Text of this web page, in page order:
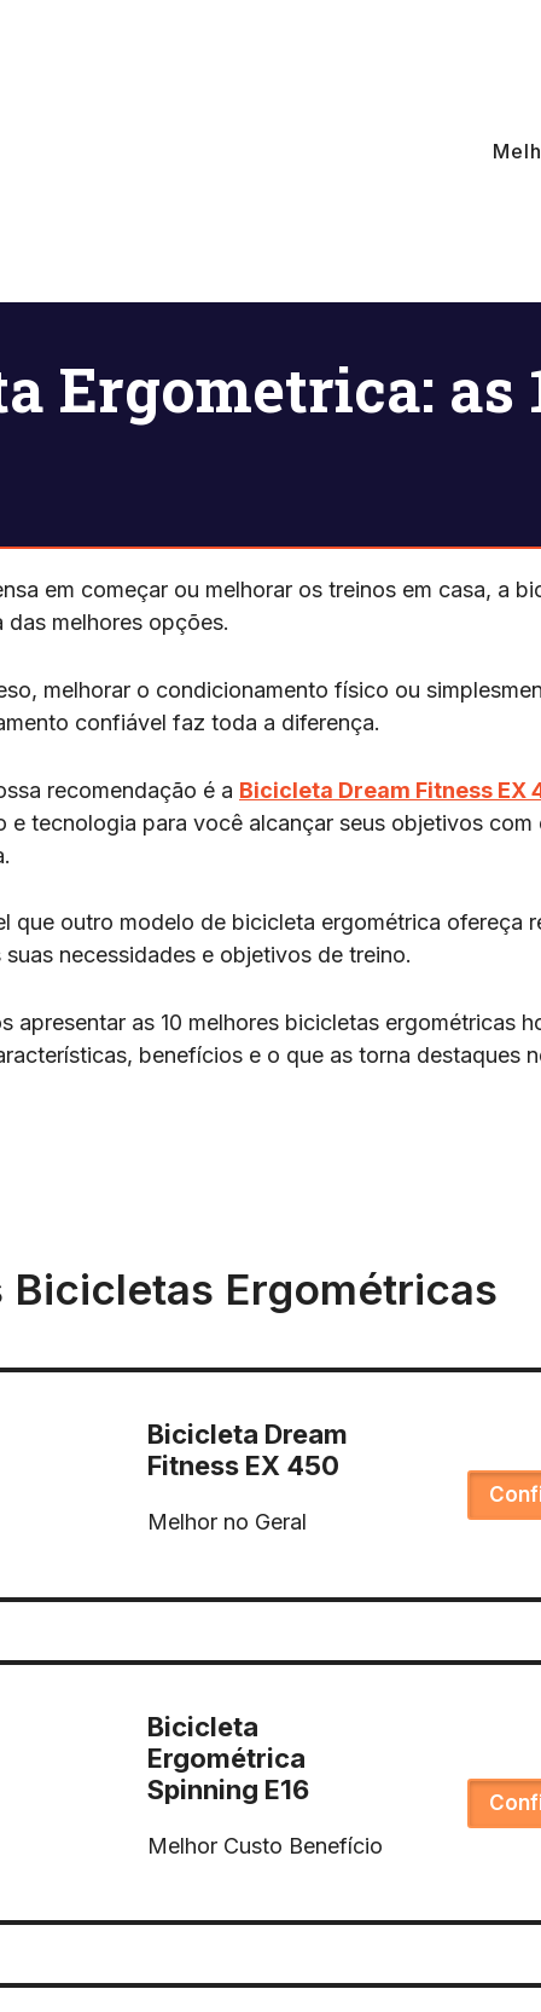
Ergometrica: as
em começar ou melhorar os treinos em casa, a
melhores opções.
melhorar o condicionamento físico ou
confiável faz toda a diferença.
recomendação é a Bicicleta Dream Fitness EX
e tecnologia para você alcançar seus objetivos com
que outro modelo de bicicleta ergométrica ofereça
necessidades e objetivos de treino.
apresentar as 10 melhores bicicletas ergométricas
benefícios e o que as torna destaques
Bicicletas Ergométricas
Bicicleta Dream
Fitness EX 450
Melhor no Geral
Bicicleta
Ergométrica
Spinning E16
Melhor Custo Benefício